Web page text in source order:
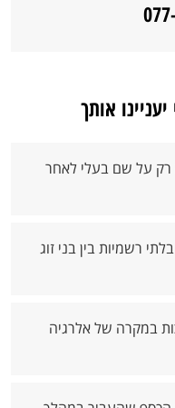
אותך
רק על שם בעלי לאחר
רשמיות בין בני זוג
במקרה של אלרגיה